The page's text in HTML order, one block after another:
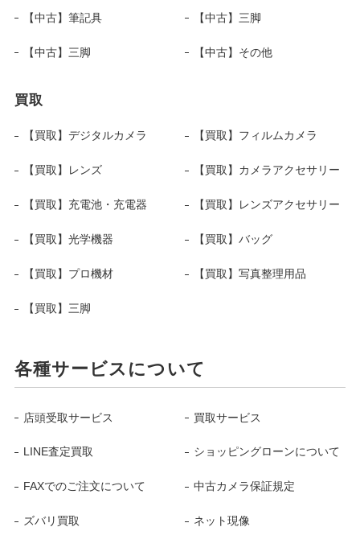
【中古】筆記具 【中古】三脚
【中古】三脚 【中古】その他
買取
【買取】デジタルカメラ 【買取】フィルムカメラ
【買取】レンズ 【買取】カメラアクセサリー
【買取】充電池・充電器 【買取】レンズアクセサリー
【買取】光学機器 【買取】バッグ
【買取】プロ機材 【買取】写真整理用品
【買取】三脚
各種サービスについて
店頭受取サービス 買取サービス
LINE査定買取 ショッピングローンについて
FAXでのご注文について 中古カメラ保証規定
ズバリ買取 ネット現像